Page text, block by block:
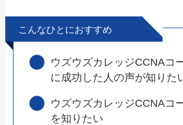
こんなひとにおすすめ
ウズウズカレッジCCNAコ
に成功した人の声が知りた
ウズウズカレッジCCNAコ
を知りたい